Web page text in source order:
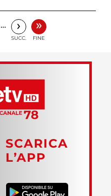
… ›
SUCC.
»
FINE
SCARICA
L’APP